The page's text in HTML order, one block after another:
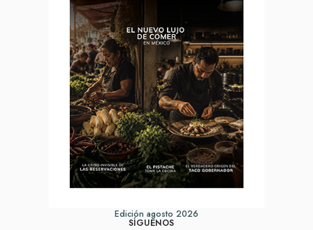
Edición agosto 2026
SÍGUENOS